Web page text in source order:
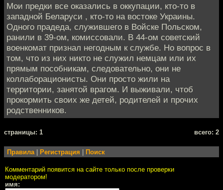
Мои предки все оказались в оккупации, кто-то в
западной Беларуси , кто-то на востоке Украины.
Одного прадеда, служившего в Войске Польском,
ранили в 39-ом, комиссовали. В 44-ом советский
военкомат признал негодным к службе. Но вопрос в
том, что из них никто не служил немцам или их
прямым пособникам, следовательно, они не
коллаборационисты. Они просто жили на
территории, занятой врагом. И выживали, чтоб
прокормить своих же детей, родителей и прочих
родственников.
cтраницы: 1 всего: 2
Правила | Регистрация | Поиск
Комментарий появится на сайте только после проверки
модератором!
имя: